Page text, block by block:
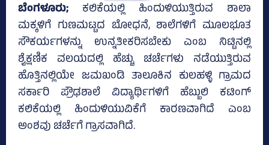
ಬೆಂಗಳೂರು; ಕಲಿಕೆಯಲ್ಲಿ ಹಿಂದುಳಿಯುತ್ತಿರುವ ಶಾಲಾ
ಮಕ್ಕಳಿಗೆ ಗುಣಮಟ್ಟದ ಬೋಧನೆ, ಶಾಲೆಗಳಿಗೆ ಮೂಲಭೂತ
ಸೌಕರ್ಯಗಳನ್ನು ಉನ್ನತೀಕರಿಸಬೇಕು ಎಂಬ ನಿಟ್ಟಿನಲ್ಲಿ
ಶೈಕ್ಷಣಿಕ ವಲಯದಲ್ಲಿ ಹೆಚ್ಚು ಚರ್ಚೆಗಳು ನಡೆಯುತ್ತಿರುವ
ಹೊತ್ತಿನಲ್ಲಿಯೇ ಜಮಖಂಡಿ ತಾಲೂಕಿನ ಕುಲಹಳ್ಳಿ ಗ್ರಾಮದ
ಸರ್ಕಾರಿ ಪ್ರೌಢಶಾಲೆ ವಿದ್ಯಾರ್ಥಿಗಳಿಗೆ ಹೆಬ್ಬುಲಿ ಕಟಿಂಗ್‌
ಕಲಿಕೆಯಲ್ಲಿ ಹಿಂದುಳಿಯುವಿಕೆಗೆ ಕಾರಣವಾಗಿದೆ ಎಂಬ
ಅಂಶವು ಚರ್ಚೆಗೆ ಗ್ರಾಸವಾಗಿದೆ.